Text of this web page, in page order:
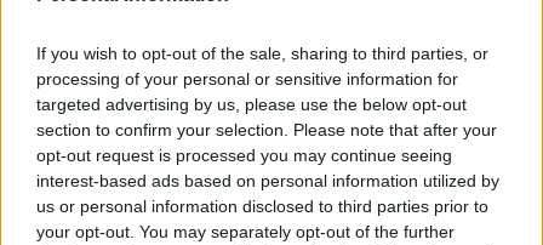
If you wish to opt-out of the sale, sharing to third parties, or
processing of your personal or sensitive information for
targeted advertising by us, please use the below opt-out
section to confirm your selection. Please note that after your
opt-out request is processed you may continue seeing
interest-based ads based on personal information utilized by
us or personal information disclosed to third parties prior to
your opt-out. You may separately opt-out of the further